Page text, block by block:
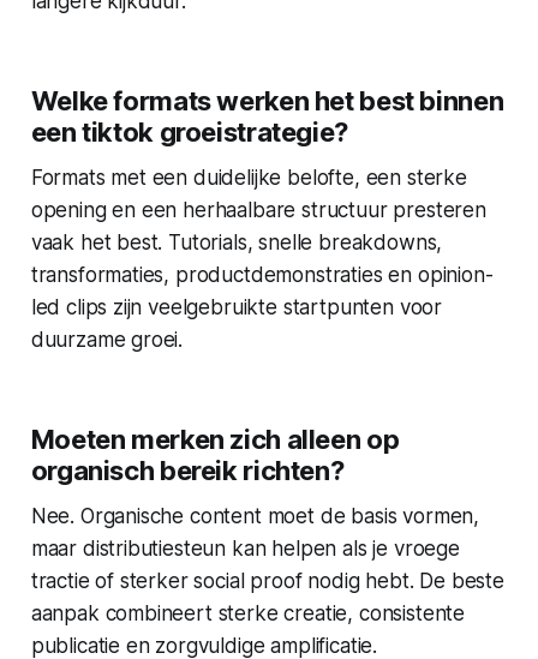
Welke formats werken het best binnen
een tiktok groeistrategie?
Formats met een duidelijke belofte, een sterke
opening en een herhaalbare structuur presteren
vaak het best. Tutorials, snelle breakdowns,
transformaties, productdemonstraties en opinion-
led clips zijn veelgebruikte startpunten voor
duurzame groei.
Moeten merken zich alleen op
organisch bereik richten?
Nee. Organische content moet de basis vormen,
maar distributiesteun kan helpen als je vroege
tractie of sterker social proof nodig hebt. De beste
aanpak combineert sterke creatie, consistente
publicatie en zorgvuldige amplificatie.